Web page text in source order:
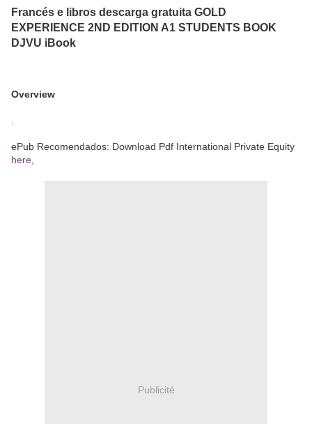
Francés e libros descarga gratuita GOLD
EXPERIENCE 2ND EDITION A1 STUDENTS BOOK
DJVU iBook
Overview
.
ePub Recomendados: Download Pdf International Private Equity
here,
Publicité